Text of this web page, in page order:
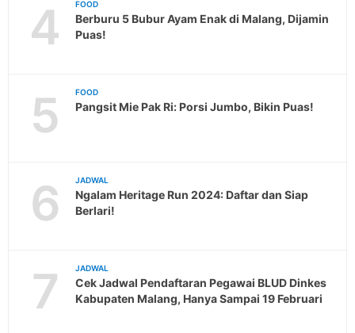
4 FOOD
Berburu 5 Bubur Ayam Enak di Malang, Dijamin
Puas!
5 FOOD
Pangsit Mie Pak Ri: Porsi Jumbo, Bikin Puas!
6 JADWAL
Ngalam Heritage Run 2024: Daftar dan Siap
Berlari!
7 JADWAL
Cek Jadwal Pendaftaran Pegawai BLUD Dinkes
Kabupaten Malang, Hanya Sampai 19 Februari